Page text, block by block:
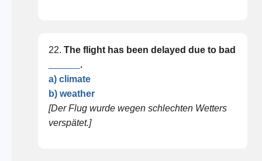
22. The flight has been delayed due to bad
.
a) climate
b) weather
[Der Flug wurde wegen schlechten Wetters
verspätet.]